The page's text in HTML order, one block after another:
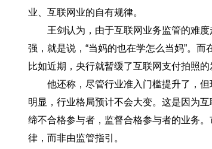
业、互联网业的自有规律。
王剑认为，由于互联网业务监管的难度
强，就是说，“当妈的也在学怎么当妈”。
比如近期，央行就暂缓了互联网支付拍照的
他还称，尽管行业准入门槛提升了，但
明显，行业格局预计不会大变。这是因为
缔不合格参与者，监督合格参与者的业务
律，而非由监管指引。